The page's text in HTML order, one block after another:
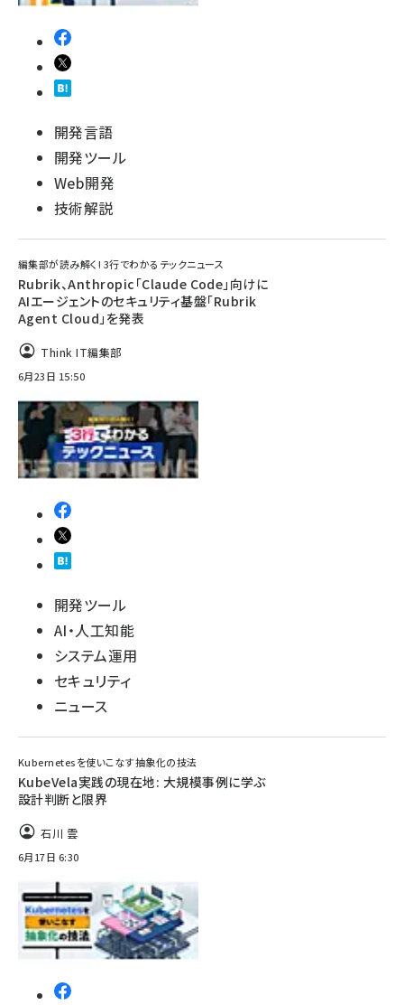
開発言語
開発ツール
Web開発
技術解説
編集部が読み解く! 3行でわかるテックニュース
Rubrik、Anthropic「Claude Code」向けに
AIエージェントのセキュリティ基盤「Rubrik
Agent Cloud」を発表
Think IT編集部
6月23日 15:50
開発ツール
AI・人工知能
システム運用
セキュリティ
ニュース
Kubernetesを使いこなす抽象化の技法
KubeVela実践の現在地: 大規模事例に学ぶ
設計判断と限界
石川 雲
6月17日 6:30